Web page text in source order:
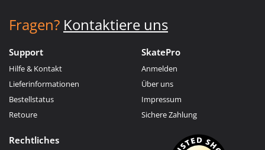
Fragen? Kontaktiere uns
Support
Hilfe & Kontakt
Lieferinformationen
Bestellstatus
Retoure
SkatePro
Anmelden
Über uns
Impressum
Sichere Zahlung
Rechtliches